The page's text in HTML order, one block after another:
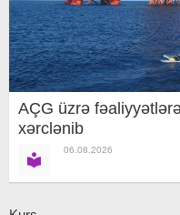
AÇG üzrə
xərclənib
06.08.2026